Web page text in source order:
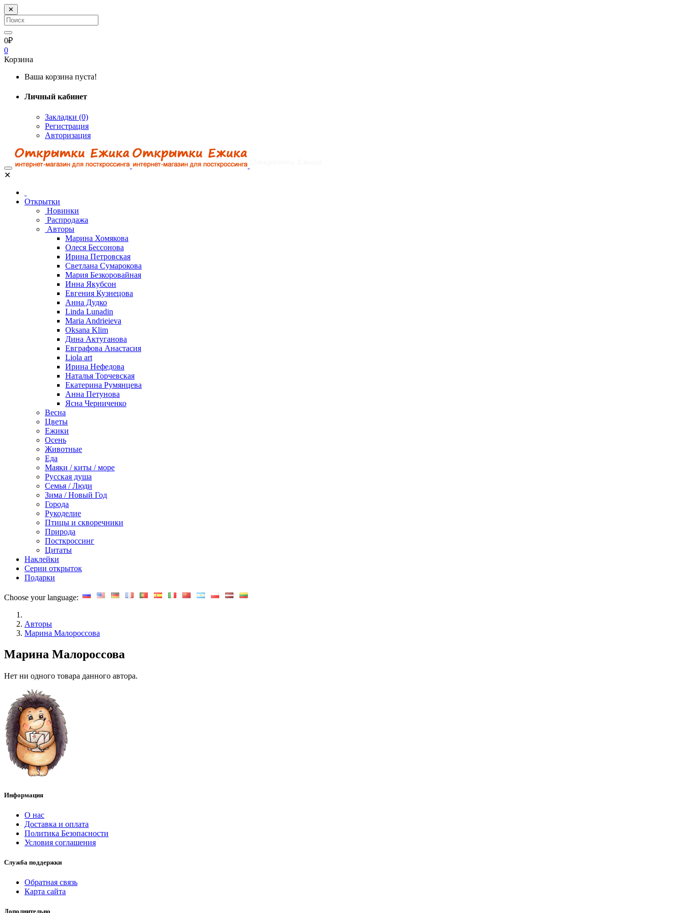
✕
0₽
0
Корзина
Ваша корзина пуста!
Личный кабинет
Закладки (0)
Регистрация
Авторизация
✕
Открытки
Новинки
Распродажа
Авторы
Марина Хомякова
Олеся Бессонова
Ирина Петровская
Светлана Сумарокова
Мария Безкоровайная
Инна Якубсон
Евгения Кузнецова
Анна Дудко
Linda Lunadin
Maria Andrieieva
Oksana Klim
Дина Актуганова
Евграфова Анастасия
Liola art
Ирина Нефедова
Наталья Торчевская
Екатерина Румянцева
Анна Петунова
Ясна Черниченко
Весна
Цветы
Ежики
Осень
Животные
Еда
Маяки / киты / море
Русская душа
Семья / Люди
Зима / Новый Год
Города
Рукоделие
Птицы и скворечники
Природа
Посткроссинг
Цитаты
Наклейки
Серии открыток
Подарки
Choose your language:
Авторы
Марина Малороссова
Марина Малороссова
Нет ни одного товара данного автора.
Информация
О нас
Доставка и оплата
Политика Безопасности
Условия соглашения
Служба поддержки
Обратная связь
Карта сайта
Дополнительно